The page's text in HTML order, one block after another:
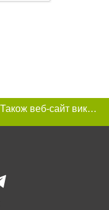
Цей сайт використовує «cookies». Також веб-сайт використовує інтернет-сервіс для збору технічних даних стосовно відвідувачів з метою отримання маркетингової та статистичної інформації. Умови обробки даних відвідувачів сайту див.